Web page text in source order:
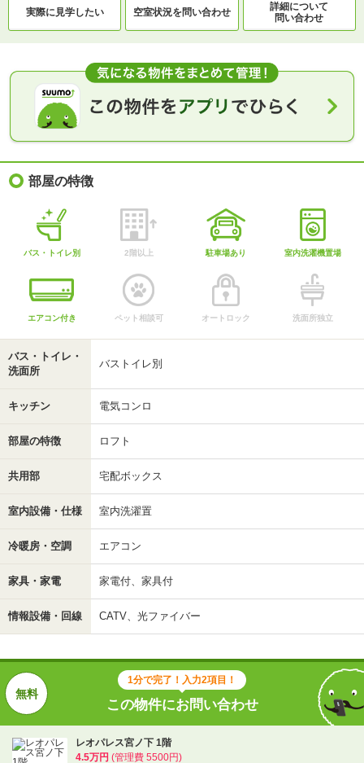
実際に見学したい 空室状況を問い合わせ
詳細について
問い合わせ
部屋の特徴
バス・トイレ別 2階以上 駐車場あり 室内洗濯機置場
エアコン付き ペット相談可 オートロック 洗面所独立
バス・トイレ・
洗面所
バストイレ別
キッチン 電気コンロ
部屋の特徴 ロフト
共用部 宅配ボックス
室内設備・仕様 室内洗濯置
冷暖房・空調 エアコン
家具・家電 家電付、家具付
情報設備・回線 CATV、光ファイバー
1分で完了！入力2項目！
この物件にお問い合わせ
レオパレス宮ノ下 1階
4.5万円 (管理費 5500円)